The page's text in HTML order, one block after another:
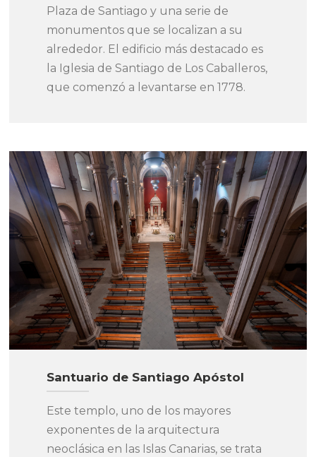
Plaza de Santiago y una serie de
monumentos que se localizan a su
alrededor. El edificio más destacado es
la Iglesia de Santiago de Los Caballeros,
que comenzó a levantarse en 1778.
Santuario de Santiago Apóstol
Este templo, uno de los mayores
exponentes de la arquitectura
neoclásica en las Islas Canarias, se trata